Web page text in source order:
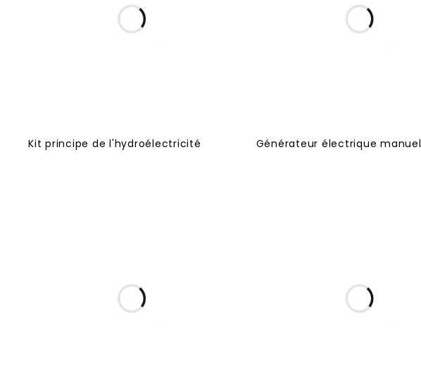
Kit principe de l'hydroélectricité Générateur électrique manuel